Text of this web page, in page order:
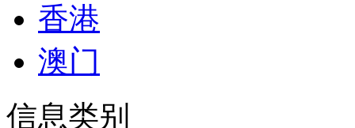
香港
澳门
信息类别